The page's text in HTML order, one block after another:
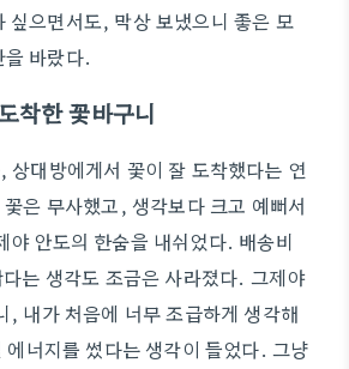
싶으면서도, 막상 보냈으니 좋은 모
바랐다.
착한 꽃바구니
상대방에게서 꽃이 잘 도착했다는 연
은 무사했고, 생각보다 크고 예뻐서
야 안도의 한숨을 내쉬었다. 배송비
는 생각도 조금은 사라졌다. 그제야
, 내가 처음에 너무 조급하게 생각해
에너지를 썼다는 생각이 들었다. 그냥